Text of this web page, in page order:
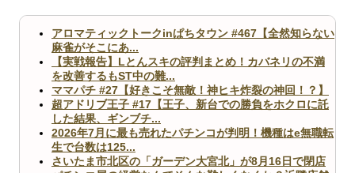
アロマティックトークinぱちタウン #467【全然知らない
麻雀がそこにあ...
【実戦報告】Lとんスキの評判まとめ！カバネリの不満
を改善するもST中の難...
ママパチ #27【好きこそ無敵！神ヒキ炸裂の神回！？】
超アドリブ王子 #17【王子、新台での勝負をホクロに託
した結果、ギンブチ...
2026年7月に最も売れたパチンコが判明！機種はe無職転
生で台数は125...
さいたま市北区の「ガーデン大宮北」が8月16日で閉店